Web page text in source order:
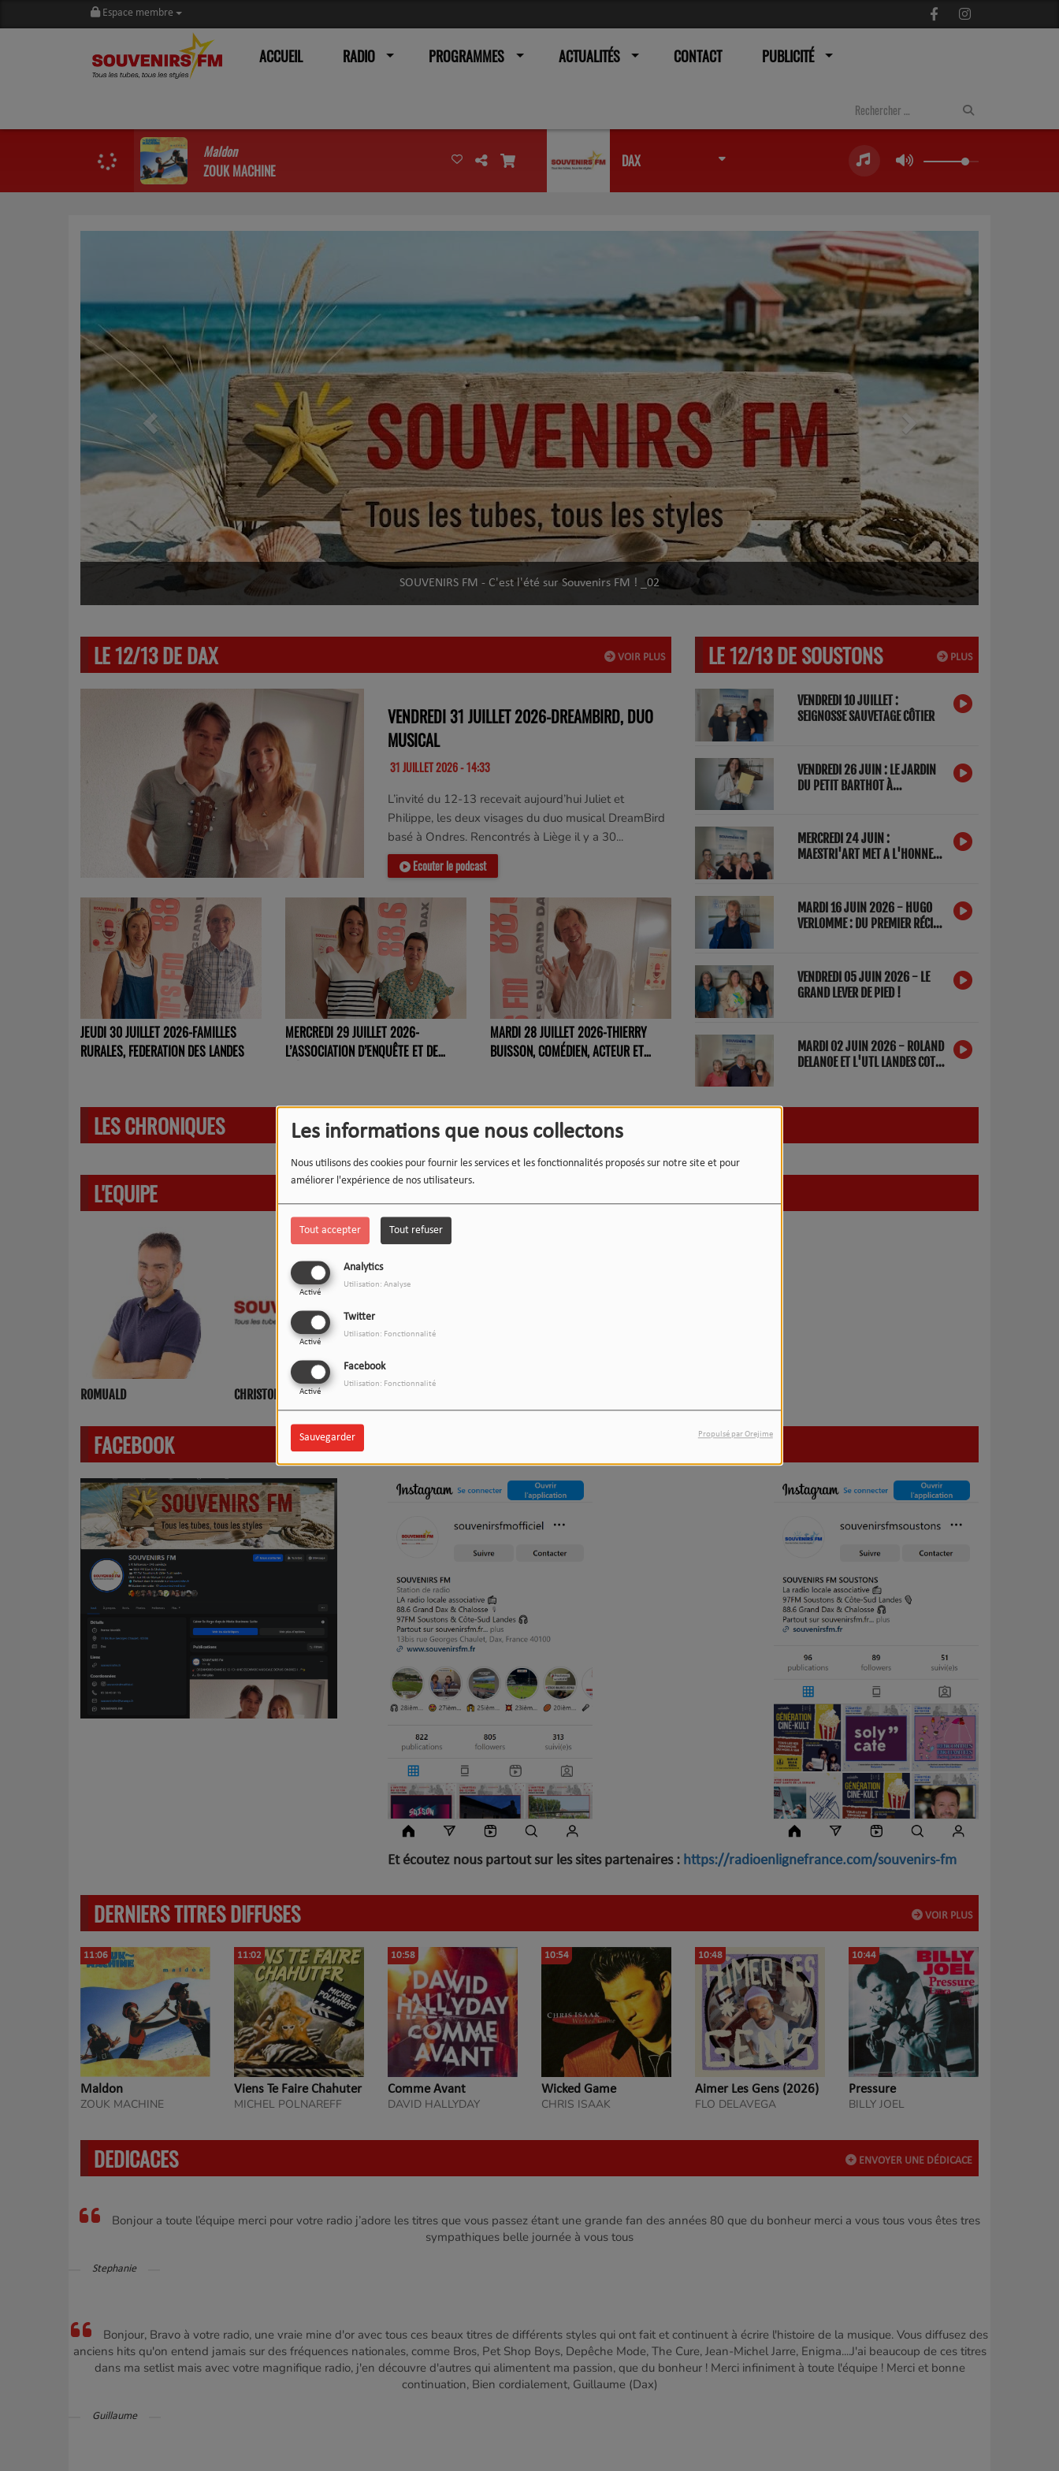
Les informations que nous collectons
Nous utilisons des cookies pour fournir les services et les fonctionnalités proposés sur notre site et pour
améliorer l'expérience de nos utilisateurs.
Tout accepter Tout refuser
Analytics
Activé
Utilisation: Analyse
Twitter
Activé
Utilisation: Fonctionnalité
Facebook
Activé
Utilisation: Fonctionnalité
Sauvegarder Propulsé par Orejime
Espace membre
ACCUEIL RADIO PROGRAMMES ACTUALITÉS CONTACT PUBLICITÉ
Maldon
ZOUK MACHINE
DAX
SOUVENIRS FM - C'est l'été sur Souvenirs FM ! _02
VOIR PLUS
LE 12/13 DE DAX
VENDREDI 31 JUILLET 2026-DREAMBIRD, DUO
MUSICAL
31 JUILLET 2026 - 14:33
L’invité du 12-13 recevait aujourd’hui Juliet et
Philippe, les deux visages du duo musical DreamBird
basé à Ondres. Rencontrés à Liège il y a 30...
Ecouter le podcast
JEUDI 30 JUILLET 2026-FAMILLES
RURALES, FEDERATION DES LANDES
MERCREDI 29 JUILLET 2026-
L’ASSOCIATION D’ENQUÊTE ET DE
MARDI 28 JUILLET 2026-THIERRY
BUISSON, COMÉDIEN, ACTEUR ET
PLUS
LE 12/13 DE SOUSTONS
VENDREDI 10 JUILLET :
SEIGNOSSE SAUVETAGE CÔTIER
VENDREDI 26 JUIN : LE JARDIN
DU PETIT BARTHOT À
MERCREDI 24 JUIN :
MAESTRI'ART MET A L'HONNEUR
END
MARDI 16 JUIN 2026 - HUGO
VERLOMME : DU PREMIER RÉCIT
CAPBRETON
VENDREDI 05 JUIN 2026 - LE
GRAND LEVER DE PIED !
MARDI 02 JUIN 2026 - ROLAND
DELANOE ET L'UTL LANDES COTE
LES CHRONIQUES
L'EQUIPE
ROMUALD CHRISTOPHE
FACEBOOK
Et écoutez nous partout sur les sites partenaires : https://radioenlignefrance.com/souvenirs-fm
VOIR PLUS
DERNIERS TITRES DIFFUSES
11:06
Maldon
ZOUK MACHINE
11:02
Viens Te Faire Chahuter
MICHEL POLNAREFF
10:58
Comme Avant
DAVID HALLYDAY
10:54
Wicked Game
CHRIS ISAAK
10:48
Aimer Les Gens (2026)
FLO DELAVEGA
10:44
Pressure
BILLY JOEL
ENVOYER UNE DÉDICACE
DEDICACES
Bonjour a toute l’équipe merci pour votre radio j’adore les titres que vous passez étant une grande fan des années 80 que du bonheur merci a vous tous vous êtes tres
sympathiques belle journée à vous tous
Stephanie
Bonjour, Bravo à votre radio, une vraie mine d'or avec tous ces beaux titres de différents styles qui ont fait et continuent à écrire l'histoire de la musique. Vous diffusez des
anciens hits qu'on entend jamais sur des fréquences nationales, comme Bros, Pet Shop Boys, Depêche Mode, The Cure, Jean-Michel Jarre, Enigma....J'ai beaucoup de ces titres
dans ma setlist mais avec votre magnifique radio, j'en découvre d'autres qui alimentent ma passion, que du bonheur ! Merci infiniment à toute l'équipe ! Merci et bonne
continuation, Bien cordialement, Guillaume (Dax)
Guillaume